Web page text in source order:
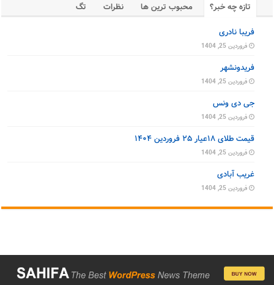
تازه چه خبر؟ محبوب ترین ها نظرات
تگ
فریبا نادری
فروردین 25, 1404
فریدونشهر
فروردین 25, 1404
جی دی ونس
فروردین 25, 1404
قیمت طلای ۱۸عیار ۲۵ فروردین ۱۴۰۴
فروردین 25, 1404
غریب آبادی
فروردین 25, 1404